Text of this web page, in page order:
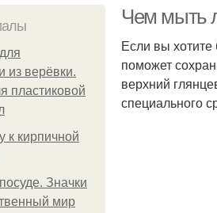
из верёвки.
пластиковой
к кирпичной
Значки
мир
Чем мыть
Если вы хотите
поможет
верхний
специального